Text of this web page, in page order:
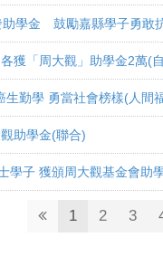
學金 鼓勵嘉縣學子勇敢
獲「周大觀」助學金2萬(
勤學 勇當社會榜樣(人間
助學金(聯合)
學子 獲頒周大觀基金會助
1 2 3